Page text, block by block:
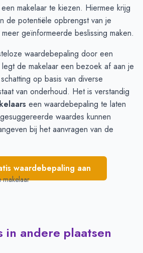
€ 624.577
€ 578.123
€ 557.511
€ 520.291
makelaar te kiezen. Hiermee krijg
de potentiële opbrengst van je
geïnformeerde beslissing maken.
waardebepaling door een
de makelaar een bezoek af aan je
op basis van diverse
van onderhoud. Het is verstandig
een waardebepaling te laten
waardes kunnen
bij het aanvragen van de
waardebepaling aan
makelaar
in andere plaatsen